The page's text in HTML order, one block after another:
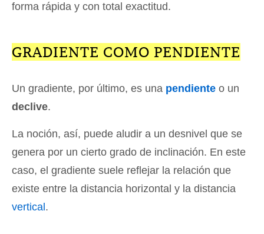
forma rápida y con total exactitud.
GRADIENTE COMO PENDIENTE
Un gradiente, por último, es una pendiente o un
declive.
La noción, así, puede aludir a un desnivel que se
genera por un cierto grado de inclinación. En este
caso, el gradiente suele reflejar la relación que
existe entre la distancia horizontal y la distancia
vertical .